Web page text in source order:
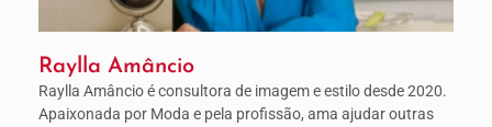
Raylla Amâncio
Raylla Amâncio é consultora de imagem e estilo desde 2020.
Apaixonada por Moda e pela profissão, ama ajudar outras